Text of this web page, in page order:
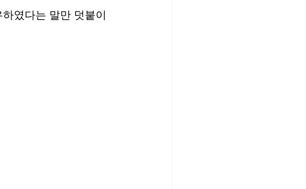
였다는 말만 덧붙이